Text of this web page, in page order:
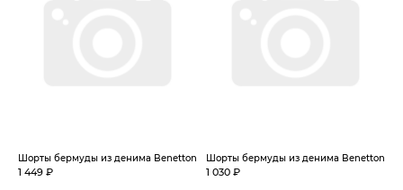
Шорты бермуды из денима Benetton
1 449 ₽
Шорты бермуды из денима Benetton
1 030 ₽